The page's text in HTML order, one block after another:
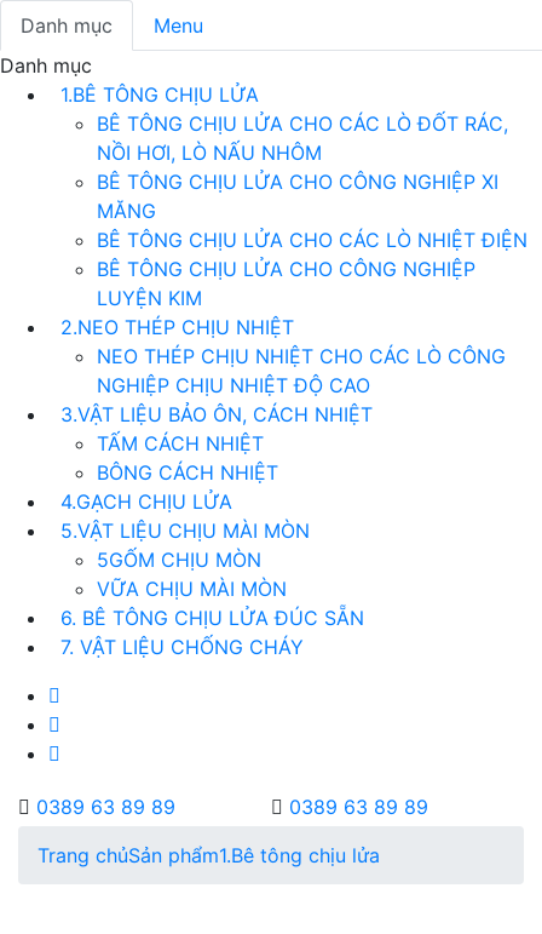
Danh mục
Menu
Danh mục
1.BÊ TÔNG CHỊU LỬA
BÊ TÔNG CHỊU LỬA CHO CÁC LÒ ĐỐT RÁC,
NỒI HƠI, LÒ NẤU NHÔM
BÊ TÔNG CHỊU LỬA CHO CÔNG NGHIỆP XI
MĂNG
BÊ TÔNG CHỊU LỬA CHO CÁC LÒ NHIỆT ĐIỆN
BÊ TÔNG CHỊU LỬA CHO CÔNG NGHIỆP
LUYỆN KIM
2.NEO THÉP CHỊU NHIỆT
NEO THÉP CHỊU NHIỆT CHO CÁC LÒ CÔNG
NGHIỆP CHỊU NHIỆT ĐỘ CAO
3.VẬT LIỆU BẢO ÔN, CÁCH NHIỆT
TẤM CÁCH NHIỆT
BÔNG CÁCH NHIỆT
4.GẠCH CHỊU LỬA
5.VẬT LIỆU CHỊU MÀI MÒN
5GỐM CHỊU MÒN
VỮA CHỊU MÀI MÒN
6. BÊ TÔNG CHỊU LỬA ĐÚC SẴN
7. VẬT LIỆU CHỐNG CHÁY
0389 63 89 89
0389 63 89 89
Trang chủSản phẩm1.Bê tông chịu lửa